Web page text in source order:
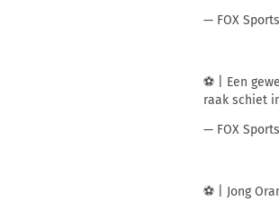
— FOX
⚽ | Een
raak schiet
— FOX
⚽ | Jong